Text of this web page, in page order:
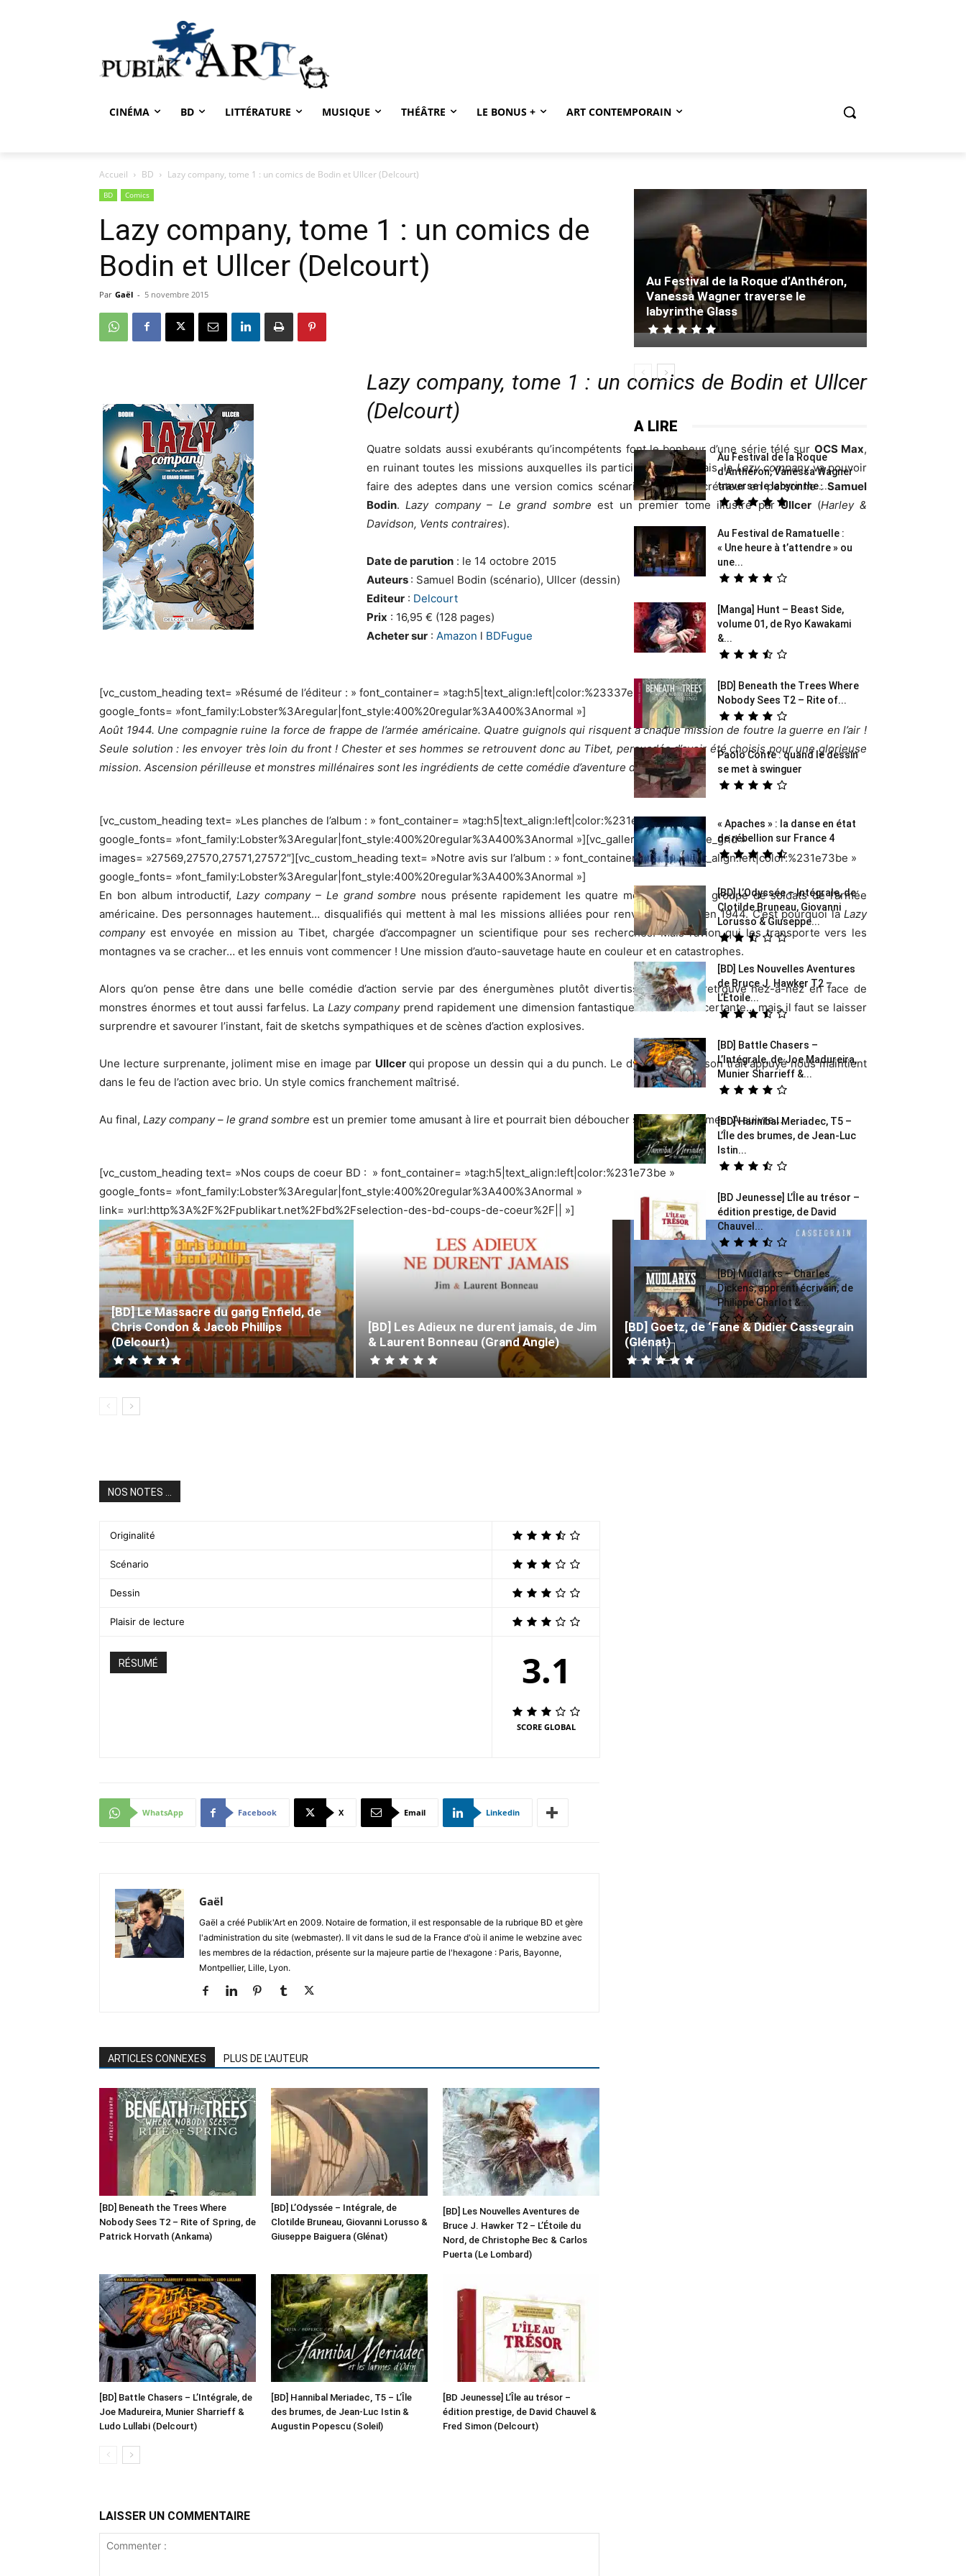
CINÉMA BD LITTÉRATURE MUSIQUE THÉÂTRE LE BONUS + ART CONTEMPORAIN
Accueil BD Lazy company, tome 1 : un comics de Bodin et Ullcer (Delcourt)
BD Comics
Lazy company, tome 1 : un comics de
Bodin et Ullcer (Delcourt)
Par Gaël - 5 novembre 2015
Lazy company, tome 1 : un comics de Bodin et Ullcer
(Delcourt)
Quatre soldats aussi exubérants qu’incompétents font le bonheur d’une série télé sur OCS Max,
en ruinant toutes les missions auxquelles ils participent. Désormais, laLazy companyva pouvoir
faire des adeptes dans une version comics scénarisée par son créateur en personne :Samuel
Bodin.Lazy company – Le grand sombre est un premier tome illustré parUllcer (Harley &
Davidson, Vents contraires).
Date de parution : le 14 octobre 2015
Auteurs : Samuel Bodin (scénario), Ullcer (dessin)
Editeur : Delcourt
Prix : 16,95 € (128 pages)
Acheter sur : Amazon l BDFugue
[vc_custom_heading text= »Résumé de l’éditeur : » font_container= »tag:h5|text_align:left|color:%23337ebf »
google_fonts= »font_family:Lobster%3Aregular|font_style:400%20regular%3A400%3Anormal »]
Août 1944. Une compagnie ruine la force de frappe de l’armée américaine. Quatre guignols qui risquent à chaque mission de foutre la guerre en l’air !
Seule solution : les envoyer très loin du front ! Chester et ses hommes se retrouvent donc au Tibet, persuadés d’avoir été choisis pour une glorieuse
mission. Ascension périlleuse et monstres millénaires sont les ingrédients de cette comédie d’aventure déjantée !
[vc_custom_heading text= »Les planches de l’album : » font_container= »tag:h5|text_align:left|color:%231e73be »
google_fonts= »font_family:Lobster%3Aregular|font_style:400%20regular%3A400%3Anormal »][vc_gallery type= »image_grid »
images= »27569,27570,27571,27572″][vc_custom_heading text= »Notre avis sur l’album : » font_container= »tag:h5|text_align:left|color:%231e73be »
google_fonts= »font_family:Lobster%3Aregular|font_style:400%20regular%3A400%3Anormal »]
En bon album introductif,Lazy company – Le grand sombre nous présente rapidement les quatre membres de ce groupe de soldats de l’armée
américaine. Des personnages hautement… disqualifiés qui mettent à mal les missions alliées pour renverserHitler , en 1944. C’est pourquoi laLazy
companyest envoyée en mission au Tibet, chargée d’accompagner un scientifique pour ses recherches. Mais l’avion qui les transporte vers les
montagnes va se cracher… et les ennuis vont commencer ! Une mission d’auto-sauvetage haute en couleur et en catastrophes.
Alors qu’on pense être dans une belle comédie d’action servie par des énergumènes plutôt divertissants, on se retrouve nez-à-nez en face de
monstres énormes et tout aussi farfelus. La Lazy companyprend rapidement une dimension fantastique assez déconcertante… mais il faut se laisser
surprendre et savourer l’instant, fait de sketchs sympathiques et de scènes d’action explosives.
Une lecture surprenante, joliment mise en image par Ullcer qui propose un dessin qui a du punch. Le dynamisme de son trait appuyé nous maintient
dans le feu de l’action avec brio. Un style comics franchement maîtrisé.
Au final, Lazy company– le grand sombre est un premier tome amusant à lire et pourrait bien déboucher sur d’autres tomes. A suivre…
[vc_custom_heading text= »Nos coups de coeur BD : » font_container= »tag:h5|text_align:left|color:%231e73be »
google_fonts= »font_family:Lobster%3Aregular|font_style:400%20regular%3A400%3Anormal »
link= »url:http%3A%2F%2Fpublikart.net%2Fbd%2Fselection-des-bd-coups-de-coeur%2F|| »]
[BD] Le Massacre du gang Enfield, de
Chris Condon & Jacob Phillips
(Delcourt)
[BD] Les Adieux ne durent jamais, de Jim
& Laurent Bonneau (Grand Angle)
[BD] Goetz, de ‘Fane & Didier Cassegrain
(Glénat)
NOS NOTES ...
Originalité
Scénario
Dessin
Plaisir de lecture
RÉSUMÉ 3.1
SCORE GLOBAL
WhatsApp Facebook X Email Linkedin
Gaël
Gaël a créé Publik'Art en 2009. Notaire de formation, il est responsable de la rubrique BD et gère
l'administration du site (webmaster). Il vit dans le sud de la France d'où il anime le webzine avec
les membres de la rédaction, présente sur la majeure partie de l'hexagone : Paris, Bayonne,
Montpellier, Lille, Lyon.
ARTICLES CONNEXES PLUS DE L'AUTEUR
[BD] Beneath the Trees Where
Nobody Sees T2 – Rite of Spring, de
Patrick Horvath (Ankama)
[BD] L’Odyssée – Intégrale, de
Clotilde Bruneau, Giovanni Lorusso &
Giuseppe Baiguera (Glénat)
[BD] Les Nouvelles Aventures de
Bruce J. Hawker T2 – L’Étoile du
Nord, de Christophe Bec & Carlos
Puerta (Le Lombard)
[BD] Battle Chasers – L’Intégrale, de
Joe Madureira, Munier Sharrieff &
Ludo Lullabi (Delcourt)
[BD] Hannibal Meriadec, T5 – L’Île
des brumes, de Jean-Luc Istin &
Augustin Popescu (Soleil)
[BD Jeunesse] L’Île au trésor –
édition prestige, de David Chauvel &
Fred Simon (Delcourt)
LAISSER UN COMMENTAIRE
Au Festival de la Roque d’Anthéron,
Vanessa Wagner traverse le
labyrinthe Glass
A LIRE
Au Festival de la Roque
d’Anthéron, Vanessa Wagner
traverse le labyrinthe...
Au Festival de Ramatuelle :
« Une heure à t’attendre » ou
une...
[Manga] Hunt – Beast Side,
volume 01, de Ryo Kawakami
&...
[BD] Beneath the Trees Where
Nobody Sees T2 – Rite of...
Paolo Conte : quand le dessin
se met à swinguer
« Apaches » : la danse en état
de rébellion sur France 4
[BD] L’Odyssée – Intégrale, de
Clotilde Bruneau, Giovanni
Lorusso & Giuseppe...
[BD] Les Nouvelles Aventures
de Bruce J. Hawker T2 –
L’Étoile...
[BD] Battle Chasers –
L’Intégrale, de Joe Madureira,
Munier Sharrieff &...
[BD] Hannibal Meriadec, T5 –
L’Île des brumes, de Jean-Luc
Istin...
[BD Jeunesse] L’Île au trésor –
édition prestige, de David
Chauvel...
[BD] Mudlarks – Charles
Dickens, apprenti écrivain, de
Philippe Charlot &...